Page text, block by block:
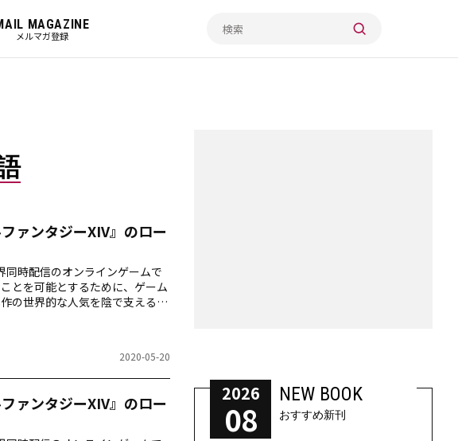
MAGAZINE
メルマガ登録
ァンタジーXIV』のロー
同時配信のオンラインゲームで
とを可能とするために、ゲーム
の世界的な人気を陰で支えるロ
2020-05-20
ァンタジーXIV』のロー
2026
08
NEW BOOK
おすすめ新刊